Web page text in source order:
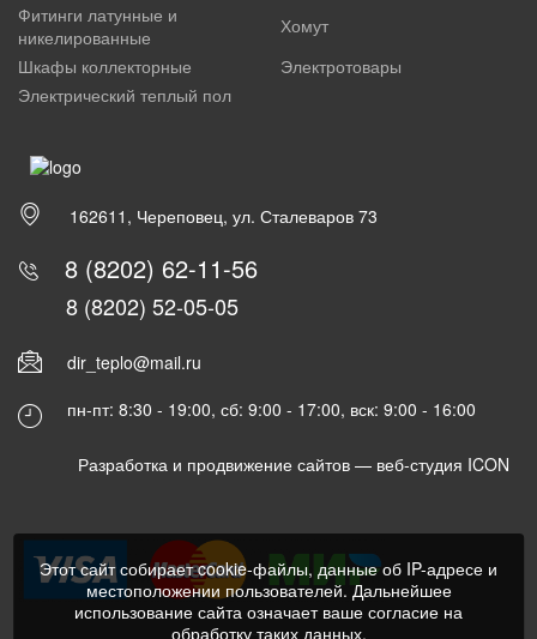
Фитинги латунные и
никелированные
Хомут
Шкафы коллекторные
Электротовары
Электрический теплый пол
162611, Череповец, ул. Сталеваров 73
8 (8202) 62-11-56
8 (8202) 52-05-05
dir_teplo@mail.ru
пн-пт: 8:30 - 19:00, сб: 9:00 - 17:00, вск: 9:00 - 16:00
Разработка и продвижение сайтов — веб-студия ICON
Этот сайт собирает cookie-файлы, данные об IP-адресе и
местоположении пользователей. Дальнейшее
использование сайта означает ваше согласие на
обработку таких данных.